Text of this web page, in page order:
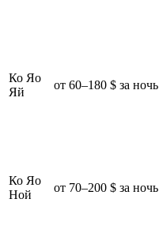
Ко Яо
Яй
от 60–180 $ за ночь
Ко Яо
Ной
от 70–200 $ за ночь